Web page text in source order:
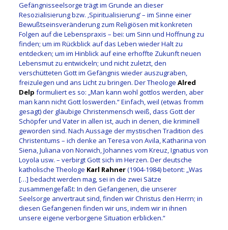
Gefängnisseelsorge trägt im Grunde an dieser
Resozialisierung bzw. ‚Spiritualisierung‘ – im Sinne einer
Bewußtseinsveränderung zum Religiösen mit konkreten
Folgen auf die Lebenspraxis – bei: um Sinn und Hoffnung zu
finden; um im Rückblick auf das Leben wieder Halt zu
entdecken; um im Hinblick auf eine erhoffte Zukunft neuen
Lebensmut zu entwickeln; und nicht zuletzt, den
verschütteten Gott im Gefängnis wieder auszugraben,
freizulegen und ans Licht zu bringen. Der Theologe Alred
Delp formuliert es so: „Man kann wohl gottlos werden, aber
man kann nicht Gott loswerden.“ Einfach, weil (etwas fromm
gesagt) der gläubige Christenmensch weiß, dass Gott der
Schöpfer und Vater in allen ist, auch in denen, die kriminell
geworden sind. Nach Aussage der mystischen Tradition des
Christentums – ich denke an Teresa von Avila, Katharina von
Siena, Juliana von Norwich, Johannes vom Kreuz, Ignatius von
Loyola usw. – verbirgt Gott sich im Herzen. Der deutsche
katholische Theologe Karl Rahner(1904-1984) betont: „Was
[…] bedacht werden mag, sei in die zwei Sätze
zusammengefaßt: In den Gefangenen, die unserer
Seelsorge anvertraut sind, finden wir Christus den Herrn; in
diesen Gefangenen finden wir uns, indem wir in ihnen
unsere eigene verborgene Situation erblicken.“